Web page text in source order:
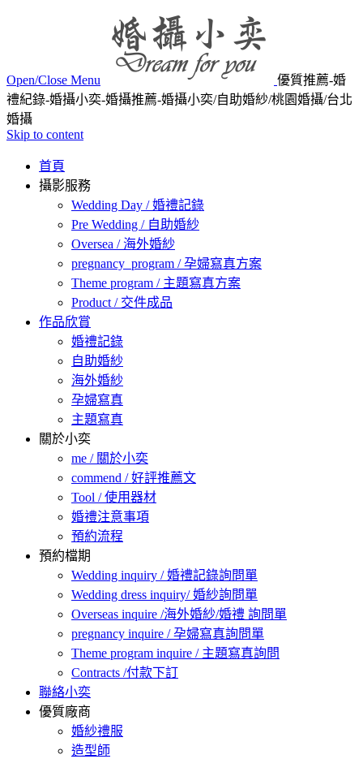
Open/Close Menu
優質推薦-婚
禮紀錄-婚攝小奕-婚攝推薦-婚攝小奕/自助婚紗/桃園婚攝/台北
婚攝
Skip to content
首頁
攝影服務
Wedding Day / 婚禮記錄
Pre Wedding / 自助婚紗
Oversea / 海外婚紗
pregnancy_program / 孕婦寫真方案
Theme program / 主題寫真方案
Product / 交件成品
作品欣賞
婚禮記錄
自助婚紗
海外婚紗
孕婦寫真
主題寫真
關於小奕
me / 關於小奕
commend / 好評推薦文
Tool / 使用器材
婚禮注意事項
預約流程
預約檔期
Wedding inquiry / 婚禮記錄詢問單
Wedding dress inquiry/ 婚紗詢問單
Overseas inquire /海外婚紗/婚禮 詢問單
pregnancy inquire / 孕婦寫真詢問單
Theme program inquire / 主題寫真詢問
Contracts /付款下訂
聯絡小奕
優質廠商
婚紗禮服
造型師